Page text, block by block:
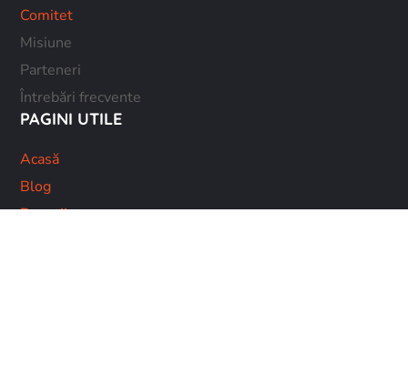
Comitet
Misiune
Parteneri
Întrebări frecvente
PAGINI UTILE
Acasă
Blog
Donații